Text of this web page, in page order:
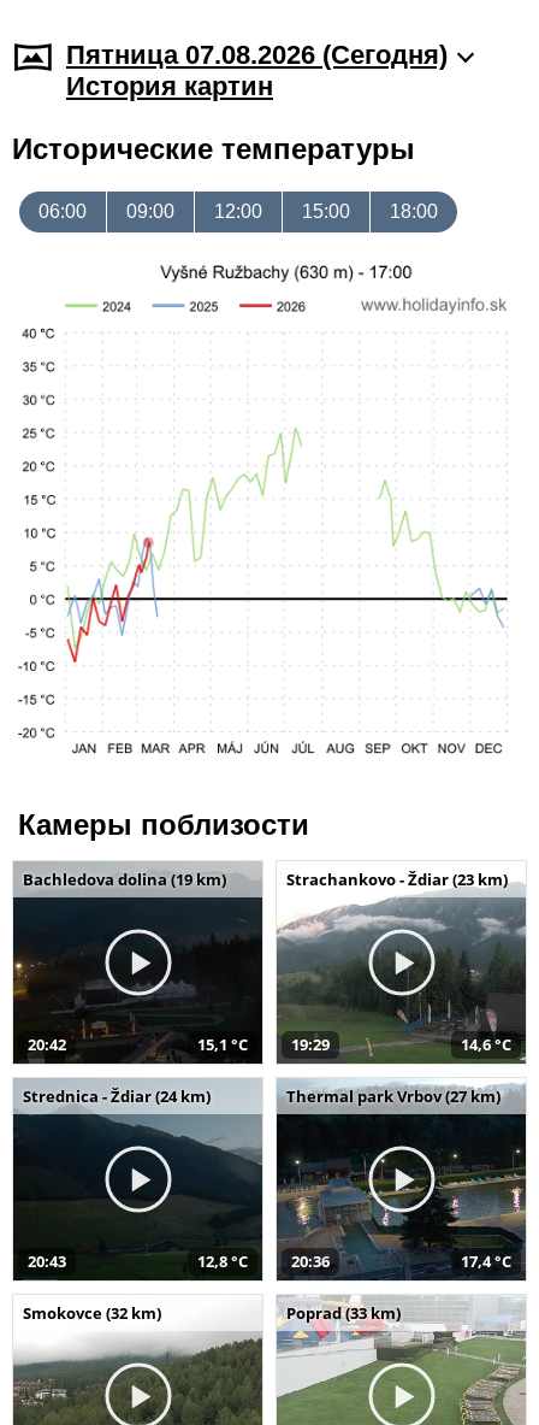
Пятница 07.08.2026 (Cегодня)
История картин
Исторические температуры
06:00 09:00 12:00 15:00 18:00
Камеры поблизости
Bachledova dolina (19 km)
20:42 15,1 °C
Strachankovo - Ždiar (23 km)
19:29 14,6 °C
Strednica - Ždiar (24 km)
20:43 12,8 °C
Thermal park Vrbov (27 km)
20:36 17,4 °C
Smokovce (32 km) Poprad (33 km)